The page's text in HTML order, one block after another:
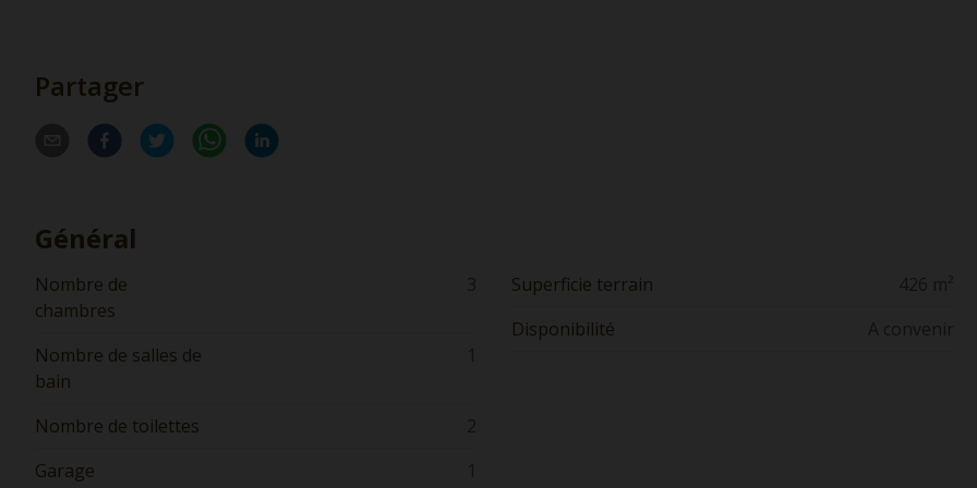
Partager
Général
Nombre de
chambres
3
Nombre de salles de
bain
1
Nombre de toilettes
2
Garage
1
Superficie terrain
426 m²
Disponibilité
A convenir